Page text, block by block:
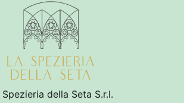
Spezieria della Seta S.r.l.